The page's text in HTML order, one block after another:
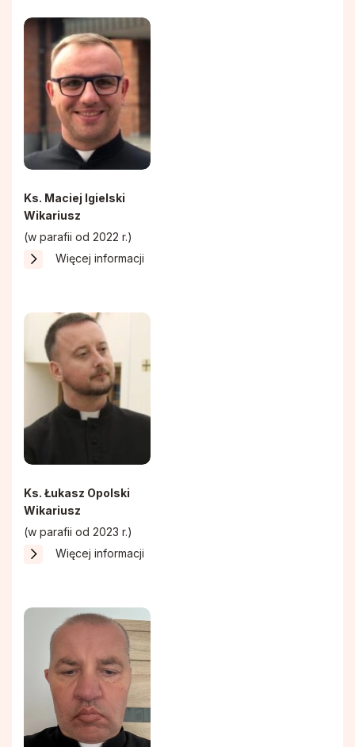
Ks. Maciej Igielski
Wikariusz
(w parafii od 2022 r.)
Więcej informacji
Ks. Łukasz Opolski
Wikariusz
(w parafii od 2023 r.)
Więcej informacji